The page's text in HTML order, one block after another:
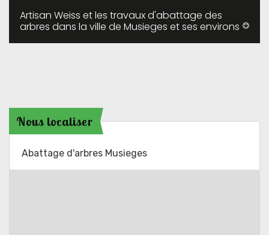
Artisan Weiss et les travaux d'abattage des
arbres dans la ville de Musieges et ses environs
Nous localiser
Abattage d'arbres Musieges